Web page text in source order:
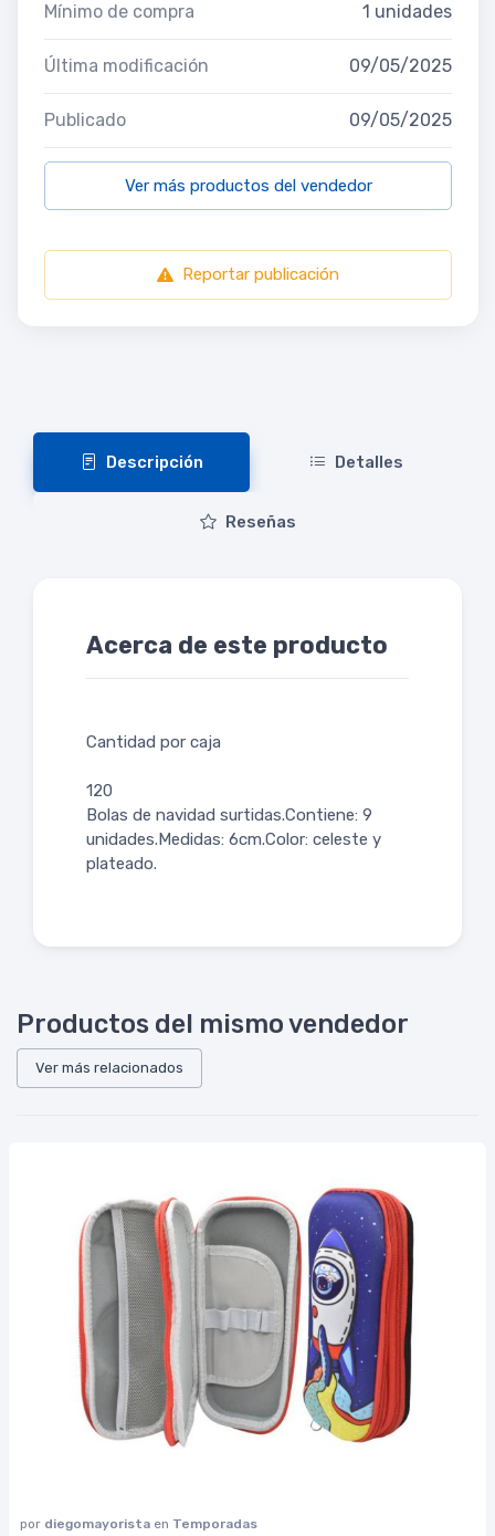
Mínimo de compra 1 unidades
Última modificación 09/05/2025
Publicado 09/05/2025
Ver más productos del vendedor
Reportar publicación
Descripción Detalles
Reseñas
Acerca de este producto
Cantidad por caja
120
Bolas de navidad surtidas.Contiene: 9
unidades.Medidas: 6cm.Color: celeste y
plateado.
Productos del mismo vendedor
Ver más relacionados
por diegomayorista en Temporadas